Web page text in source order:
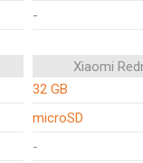
-
Xiaomi
32 GB
microSD
-